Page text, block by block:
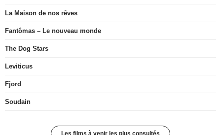
La Maison de nos rêves
Fantômas – Le nouveau monde
The Dog Stars
Leviticus
Fjord
Soudain